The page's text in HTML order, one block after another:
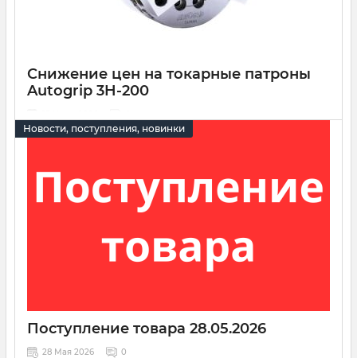
Снижение цен на токарные патроны
Autogrip 3H-200
Снизили цены натокарные патроны Autogrip 3H-200
Новости, поступления, новинки
Поступление товара 28.05.2026
28 Мая 2026 0